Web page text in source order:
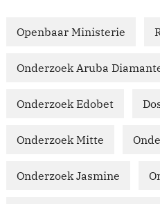
Openbaar Ministerie
Onderzoek Aruba
Onderzoek Edobet
Onderzoek Mitte
Onderzoek Jasmine